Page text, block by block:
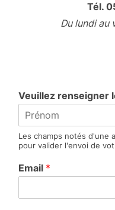
Tél.
Du lundi au
Veuillez renseigner
r
é
o
m
Les champs notés d'une
pour valider l'envoi de
Email *